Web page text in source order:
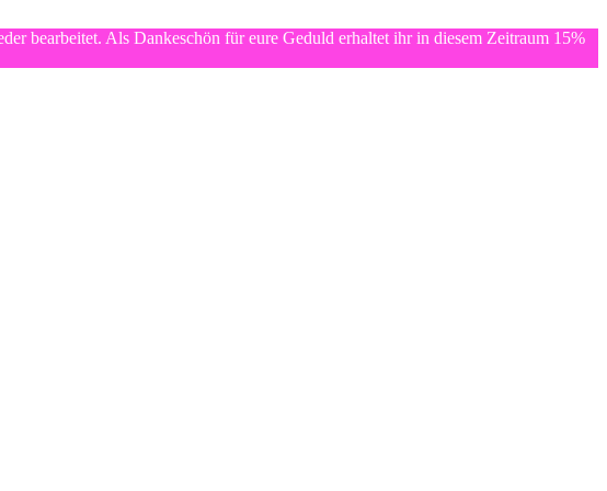
bearbeitet. Als Dankeschön für eure Geduld erhaltet ihr in diesem Zeitraum 15%